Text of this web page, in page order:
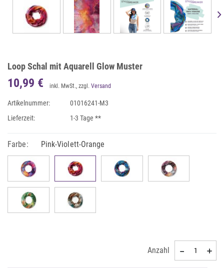
Loop Schal mit Aquarell Glow Muster
10,99 € inkl. MwSt., zzgl. Versand
Artikelnummer:
01016241-M3
Lieferzeit:
1-3 Tage **
Farbe: Pink-Violett-Orange
Anzahl